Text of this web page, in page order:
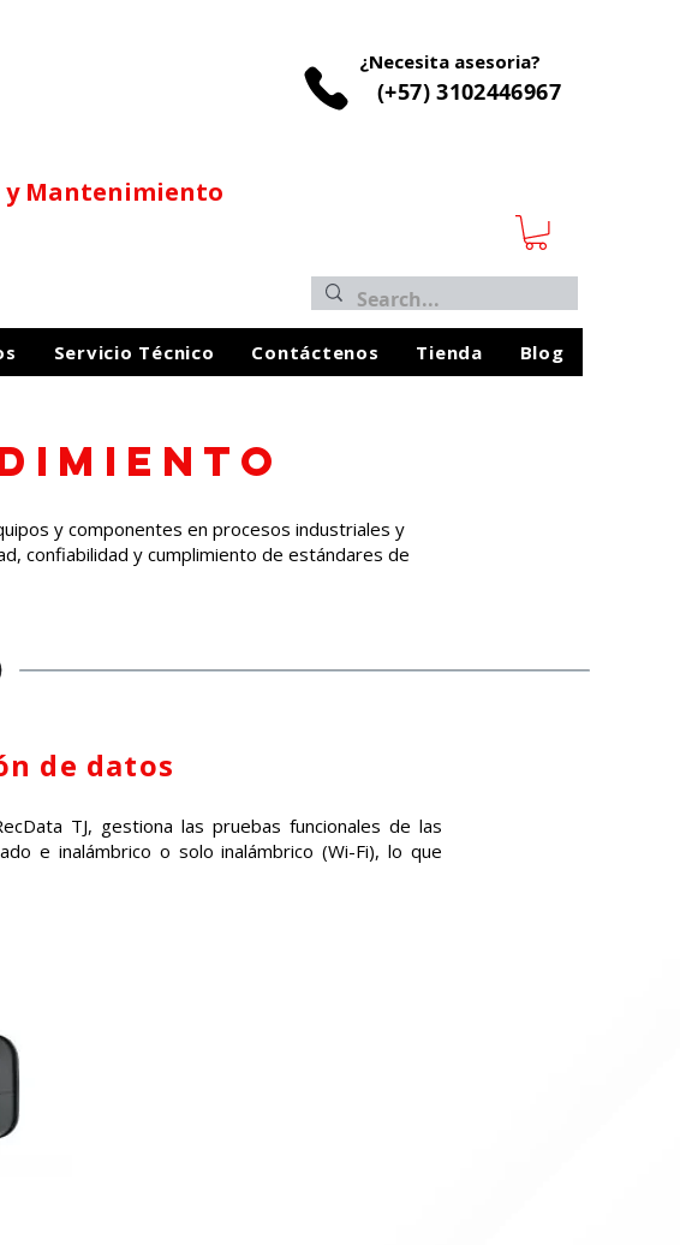
¿Necesita asesoria?
(+57) 3102446967
y Mantenimiento
Servicio Técnico Contáctenos Tienda Blog
y componentes en procesos industriales y
confiabilidad y cumplimiento de estándares de
de datos
TJ, gestiona las pruebas funcionales de las
e inalámbrico o solo inalámbrico (Wi-Fi), lo que